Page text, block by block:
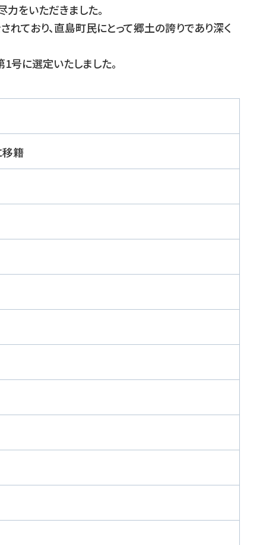
をいただきました。
ており、直島町民にとって郷土の誇りであり深く
号に選定いたしました。
籍